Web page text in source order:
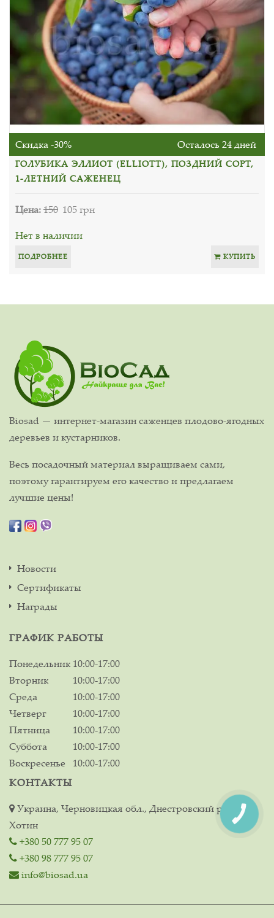
Скидка -30% Осталось 24 дней
ГОЛУБИКА ЭЛЛИОТ (ELLIOTT), ПОЗДНИЙ СОРТ,
1-ЛЕТНИЙ САЖЕНЕЦ
Цена:150 105 грн
Нет в наличии
ПОДРОБНЕЕ КУПИТЬ
Biosad — интернет-магазин саженцев плодово-ягодных
деревьев и кустарников.
Весь посадочный материал выращиваем сами,
поэтому гарантируем его качество и предлагаем
лучшие цены!
Новости
Сертификаты
Награды
ГРАФИК РАБОТЫ
Понедельник 10:00-17:00
Вторник
10:00-17:00
Среда
10:00-17:00
Четверг
10:00-17:00
Пятница
10:00-17:00
Суббота
10:00-17:00
Воскресенье
10:00-17:00
КОНТАКТЫ
Украина, Черновицкая обл., Днестровский р-н, г.
Хотин
+380 50 777 95 07
+380 98 777 95 07
info@biosad.ua
КНОПКА
СВЯЗИ